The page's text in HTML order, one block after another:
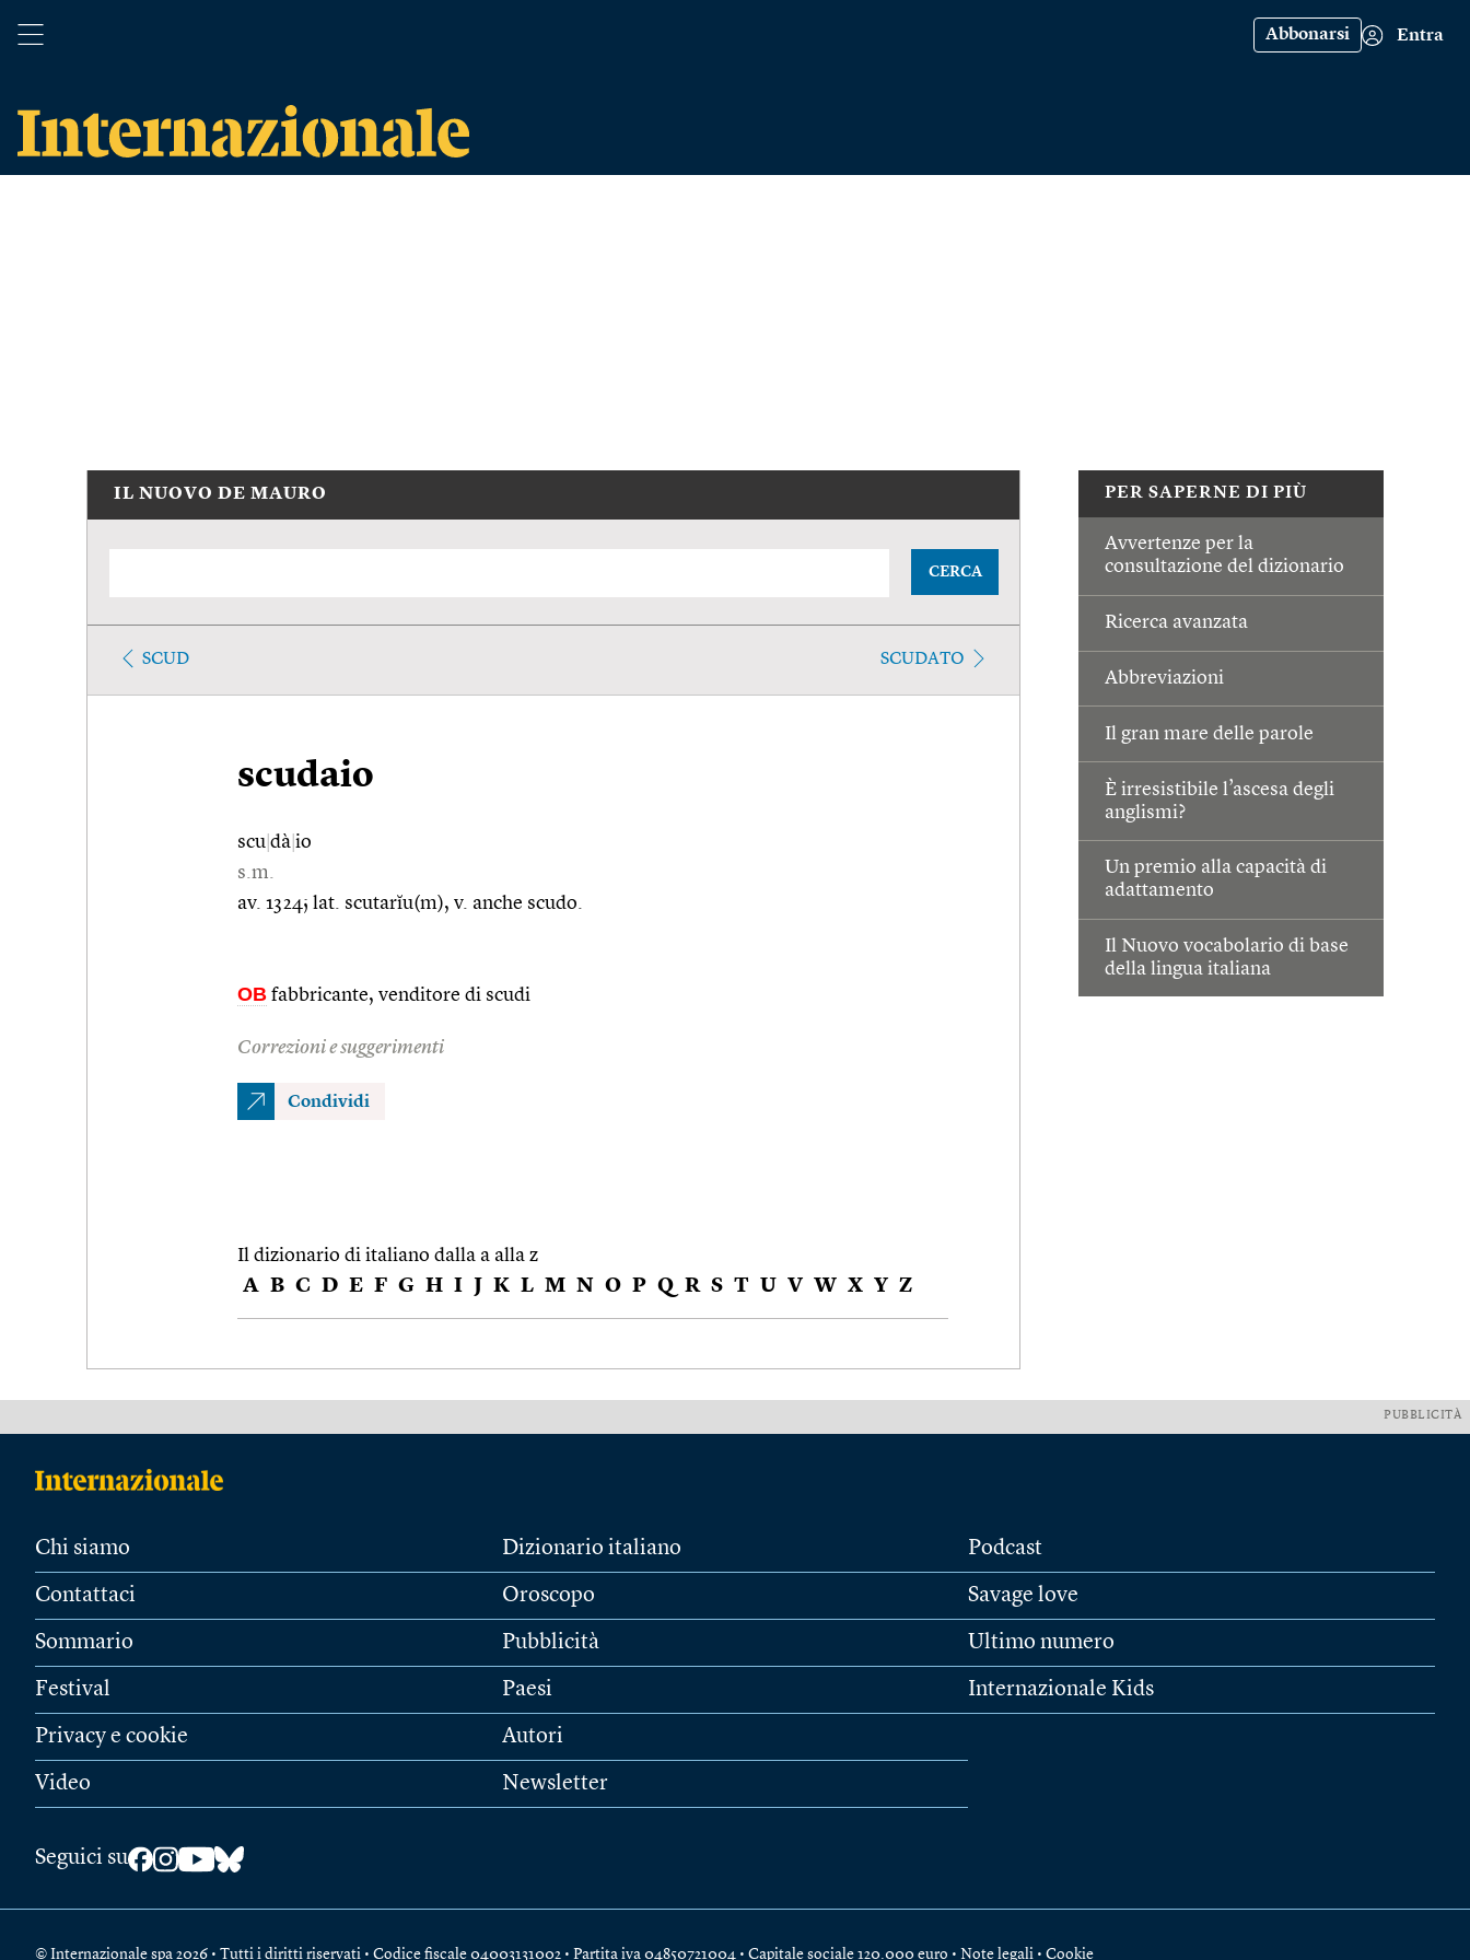
Abbonarsi Entra
PER SAPERNE DI PIÙ
Avvertenze per la
consultazione del dizionario
Ricerca avanzata
Abbreviazioni
Il gran mare delle parole
È irresistibile l’ascesa degli
anglismi?
Un premio alla capacità di
adattamento
Il Nuovo vocabolario di base
della lingua italiana
IL NUOVO DE MAURO
CERCA
SCUD SCUDATO
scudaio
scu dà io
s.m.
av. 1324; lat. scutarĭu(m), v. anche scudo.
OB fabbricante, venditore di scudi
Correzioni e suggerimenti
Condividi
Il dizionario di italiano dalla a alla z
A B C D E F G H I J K L M N O P Q R S T U V W X Y Z
PUBBLICITÀ
Chi siamo
Contattaci
Sommario
Festival
Privacy e cookie
Video
Dizionario italiano
Oroscopo
Pubblicità
Paesi
Autori
Newsletter
Podcast
Savage love
Ultimo numero
Internazionale Kids
Seguici su
© Internazionale spa 2026 • Tutti i diritti riservati • Codice fiscale 04003131002 • Partita iva 04850721004 • Capitale sociale 120.000 euro • Note legali • Cookie